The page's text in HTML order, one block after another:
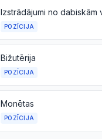
POZĪCIJA
Bižutērija
POZĪCIJA
Monētas
POZĪCIJA